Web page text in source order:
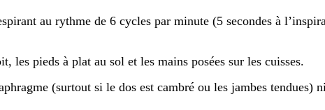
au rythme de 6 cycles par minute (5 secondes à
les pieds à plat au sol et les mains posées sur les cuisses.
(surtout si le dos est cambré ou les jambes